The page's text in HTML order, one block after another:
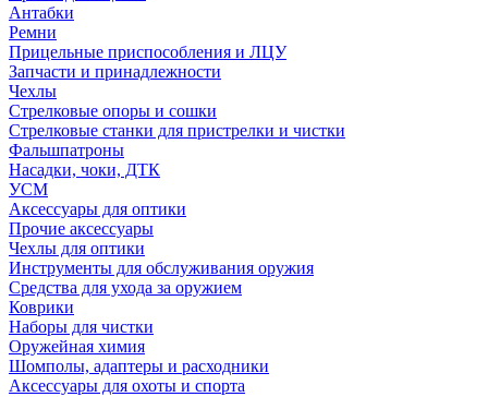
Антабки
Ремни
Прицельные приспособления и ЛЦУ
Запчасти и принадлежности
Чехлы
Стрелковые опоры и сошки
Стрелковые станки для пристрелки и чистки
Фальшпатроны
Насадки, чоки, ДТК
УСМ
Аксессуары для оптики
Прочие аксессуары
Чехлы для оптики
Инструменты для обслуживания оружия
Средства для ухода за оружием
Коврики
Наборы для чистки
Оружейная химия
Шомполы, адаптеры и расходники
Аксессуары для охоты и спорта